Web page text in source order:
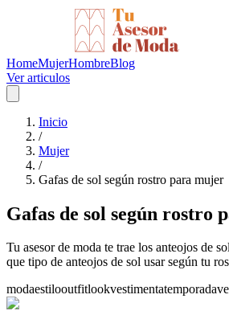
HomeMujerHombreBlog
Ver articulos
Inicio
/
Mujer
/
Gafas de sol según rostro para mujer
Gafas de sol según rostro
Tu asesor de moda te trae los anteojos de
que tipo de anteojos de sol usar según tu
modaestilooutfitlookvestimentatemporada